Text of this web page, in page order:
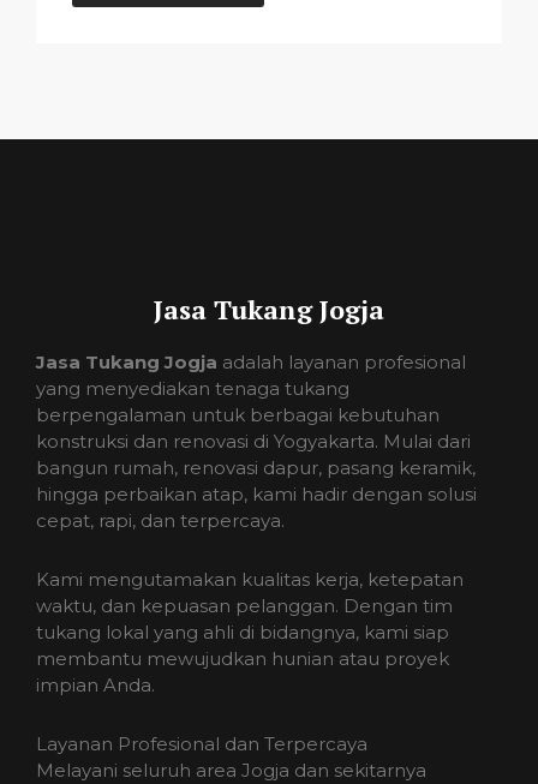
Jasa Tukang Jogja
Jasa Tukang Jogja adalah layanan profesional
yang menyediakan tenaga tukang
berpengalaman untuk berbagai kebutuhan
konstruksi dan renovasi di Yogyakarta. Mulai dari
bangun rumah, renovasi dapur, pasang keramik,
hingga perbaikan atap, kami hadir dengan solusi
cepat, rapi, dan terpercaya.
Kami mengutamakan kualitas kerja, ketepatan
waktu, dan kepuasan pelanggan. Dengan tim
tukang lokal yang ahli di bidangnya, kami siap
membantu mewujudkan hunian atau proyek
impian Anda.
Layanan Profesional dan Terpercaya
Melayani seluruh area Jogja dan sekitarnya